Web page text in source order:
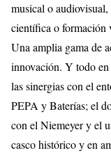
musical o
científica o formación
Una amplia gama de
innovación. Y todo en
las sinergias con el
PEPA y Baterías; el
con el Niemeyer y el
casco histórico y en